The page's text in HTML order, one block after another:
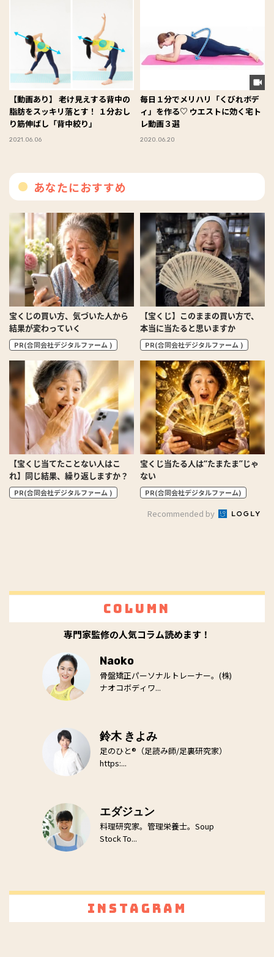
【動画あり】 老け見えする背中の
脂肪をスッキリ落とす！ １分おし
り筋伸ばし「背中絞り」
2021.06.06
毎日１分でメリハリ「くびれボデ
ィ」を作る♡ ウエストに効く宅ト
レ動画３選
2020.06.20
あなたにおすすめ
宝くじの買い方、気づいた人から
結果が変わっていく
PR(合同会社デジタルファーム )
【宝くじ】このままの買い方で、
本当に当たると思いますか
PR(合同会社デジタルファーム )
【宝くじ当てたことない人はこ
れ】同じ結果、繰り返しますか？
PR(合同会社デジタルファーム )
宝くじ当たる人は“たまたま”じゃ
ない
PR(合同会社デジタルファーム)
Recommended by
Column
専門家監修の人気コラム読めます！
Naoko
骨盤矯正パーソナルトレーナー。(株)
ナオコボディワ...
鈴木 きよみ
足のひと®（足読み師/足裏研究家）
https:...
エダジュン
料理研究家。管理栄養士。Soup
Stock To...
Instagram